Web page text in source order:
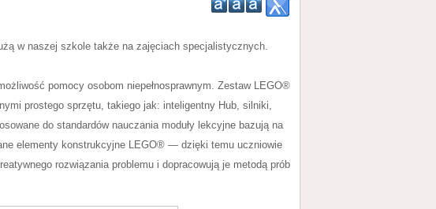
w naszej szkole także na zajęciach specjalistycznych.
pomocy osobom niepełnosprawnym. Zestaw LEGO®
prostego sprzętu, takiego jak: inteligentny Hub, silniki,
do standardów nauczania moduły lekcyjne bazują na
elementy konstrukcyjne LEGO® — dzięki temu uczniowie
rozwiązania problemu i dopracowują je metodą prób